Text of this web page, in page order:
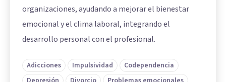
organizaciones, ayudando a mejorar el bienestar
emocional y el clima laboral, integrando el
desarrollo personal con el profesional.
Adicciones Impulsividad
Codependencia